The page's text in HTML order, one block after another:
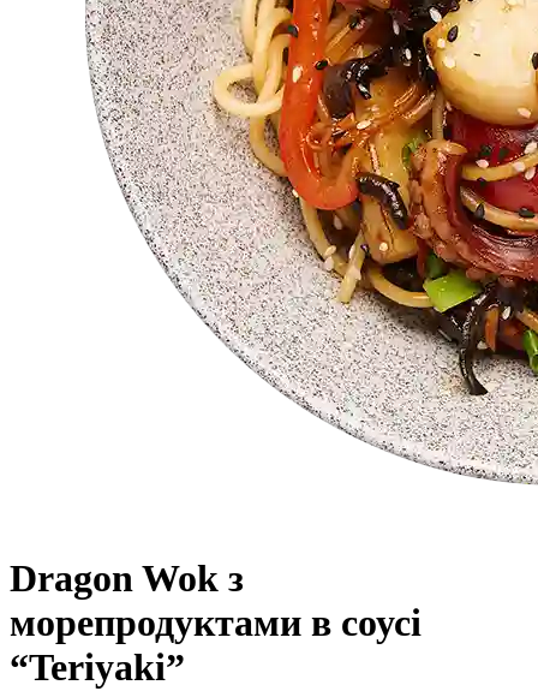
Dragon Wok з
морепродуктами в соусі
“Teriyaki”